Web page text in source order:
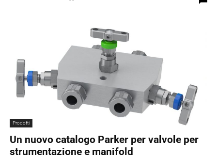
Prodotti
Un nuovo catalogo Parker per valvole per
strumentazione e manifold